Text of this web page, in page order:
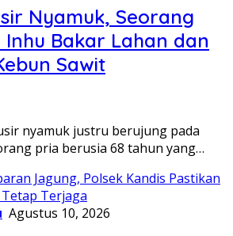
Nyamuk, Seorang
Inhu Bakar Lahan dan
Sawit
nyamuk justru berujung pada
pria berusia 68 tahun yang…
Agustus 10, 2026